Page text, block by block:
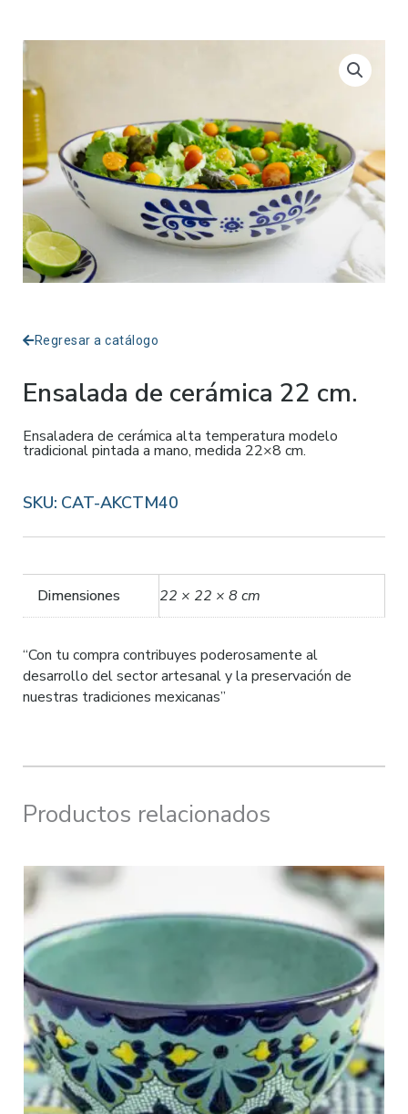
Regresar a catálogo
Ensalada de cerámica 22 cm.
Ensaladera de cerámica alta temperatura modelo
tradicional pintada a mano, medida 22×8 cm.
SKU: CAT-AKCTM40
Dimensiones 22 × 22 × 8 cm
“Con tu compra contribuyes poderosamente al
desarrollo del sector artesanal y la preservación de
nuestras tradiciones mexicanas”
Productos relacionados